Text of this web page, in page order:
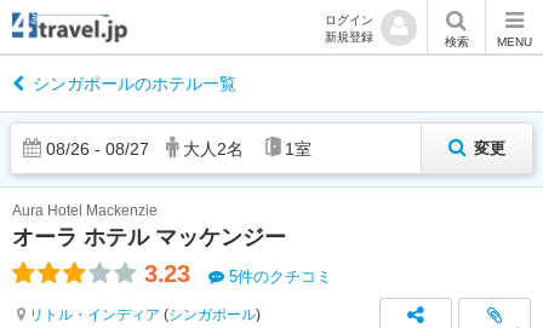
ログイン
新規登録
検索 MENU
シンガポールのホテル一覧
08/26 - 08/27 大人 2名 1室 変更
オーラ ホテル マッケンジー
Aura Hotel Mackenzie
3.23 5件のクチコミ
リトル・インディア (シンガポール)